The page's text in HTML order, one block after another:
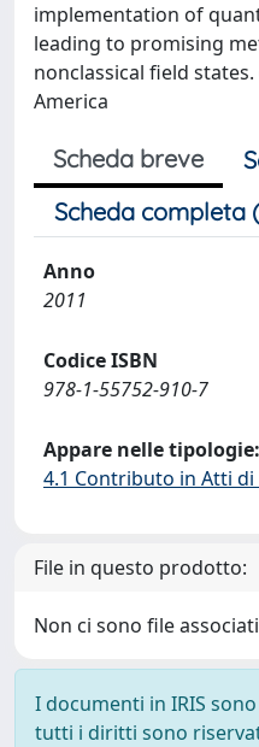
implementation of
leading to promising
nonclassical field
America
Scheda breve
Scheda completa
Anno
2011
Codice ISBN
978-1-55752-910-7
Appare nelle tipologie:
4.1 Contributo in Atti
File in questo prodotto:
Non ci sono file
I documenti in IRIS
tutti i diritti sono